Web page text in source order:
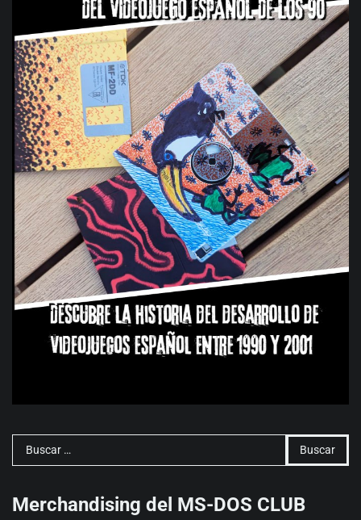
Buscar:
Merchandising del MS-DOS CLUB